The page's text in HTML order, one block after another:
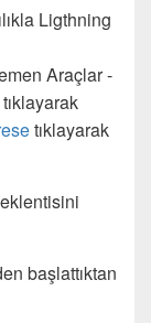
Ligthning
Araçlar -
tıklayarak
başlattıktan